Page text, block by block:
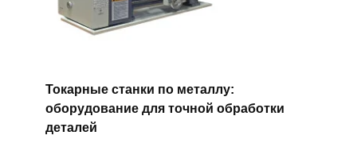
Токарные станки по металлу:
оборудование для точной обработки
деталей